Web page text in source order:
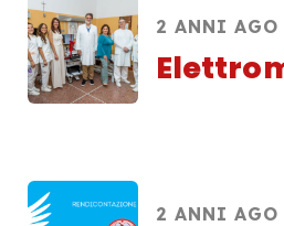
2 ANNI AGO
2 ANNI AGO